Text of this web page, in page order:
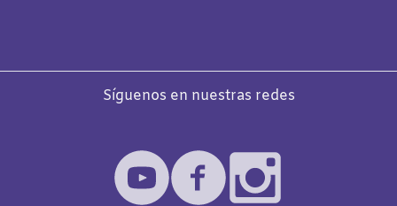
Síguenos en nuestras redes